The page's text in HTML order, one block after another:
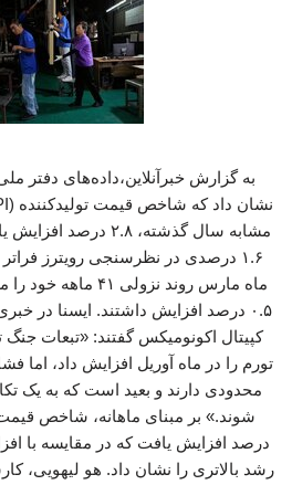
مشابه سال گذشته، ۲.۸
۱.۶ درصدی در نظرسنجی رویترز
ماه مارس روند
۰.۵ درصد افزایش داشتند. ایسنا در
کپیتال اکونومیکس گفتند: «تبعات جنگ
تورم را در ماه آوریل افزایش داد، اما
محدودی دارند و بعید است که به یک
درصد افزایش یافت که در مقایسه با
رشد بالاتری را نشان داد. هو لیهویی،